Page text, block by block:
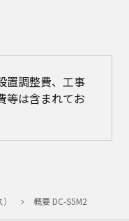
置調整費、工事
等は含まれてお
概要 DC-S5M2